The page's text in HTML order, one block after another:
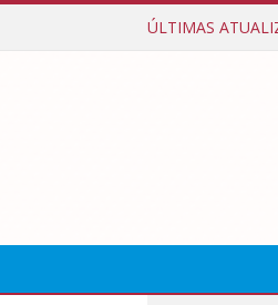
ÚLTIMAS